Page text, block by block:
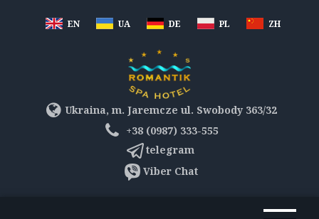
EN UA DE PL ZH
Ukraina, m. Jaremcze ul. Swobody 363/32
+38 (0987) 333-555
telegram
Viber Chat